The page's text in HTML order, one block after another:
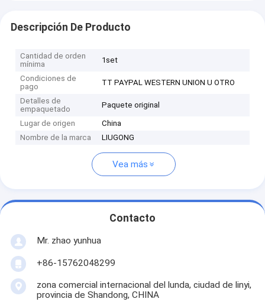
Descripción De Producto
Cantidad de orden
mínima
1set
Condiciones de
pago
TT PAYPAL WESTERN UNION U OTRO
Detalles de
empaquetado
Paquete original
Lugar de origen
China
Nombre de la marca
LIUGONG
Vea más
Contacto
Mr. zhao yunhua
+86-15762048299
zona comercial internacional del lunda, ciudad de linyi,
provincia de Shandong, CHINA